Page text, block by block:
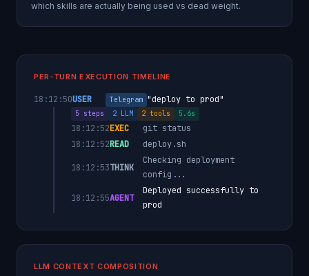
which skills are actually being used vs dead weight.
PER-TURN EXECUTION TIMELINE
18:12:50USER Telegram "deploy to prod"
5 steps 2 LLM 2 tools 5.6s
18:12:52EXEC
git status
18:12:52READ deploy.sh
18:12:53THINK
Checking deployment
config...
18:12:55AGENT
Deployed successfully to
prod
LLM CONTEXT COMPOSITION